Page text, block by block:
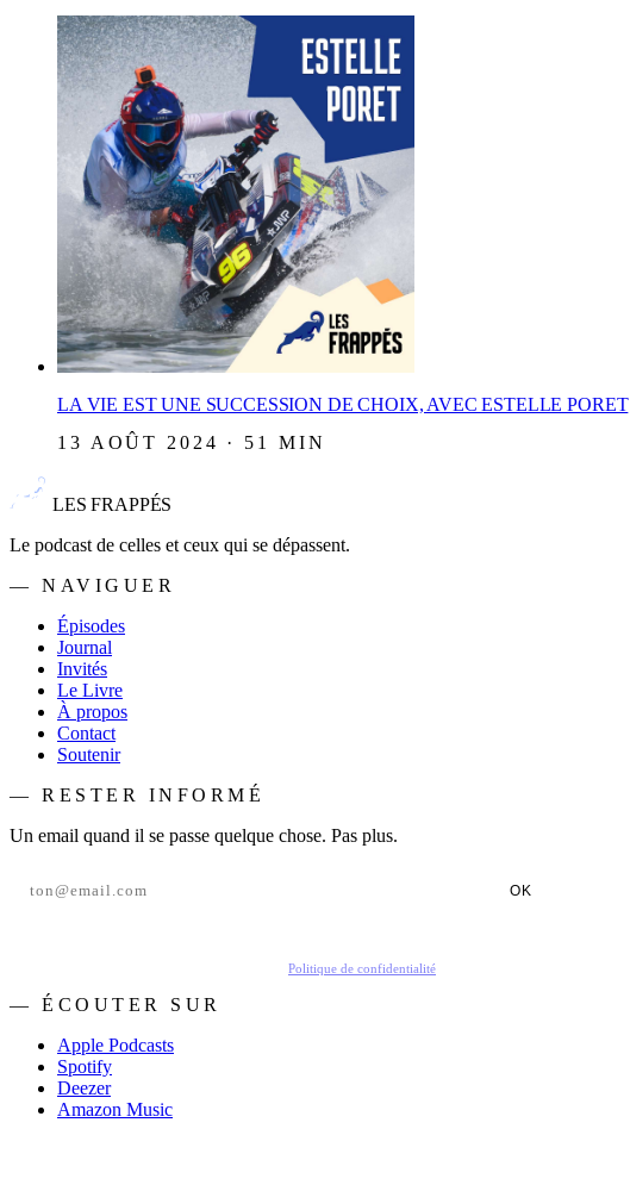
LA VIE EST UNE SUCCESSION DE CHOIX, AVEC ESTELLE PORET
13 AOÛT 2024 · 51 MIN
LES FRAPPÉS
Le podcast de celles et ceux qui se dépassent.
— NAVIGUER
Épisodes
Journal
Invités
Le Livre
À propos
Contact
Soutenir
— RESTER INFORMÉ
Un email quand il se passe quelque chose. Pas plus.
OK
Politique de confidentialité
— ÉCOUTER SUR
Apple Podcasts
Spotify
Deezer
Amazon Music